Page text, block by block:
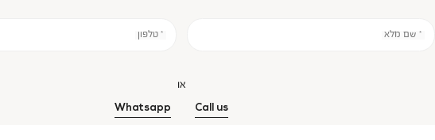
* שם מלא * טלפון
או
Call us
Whatsapp